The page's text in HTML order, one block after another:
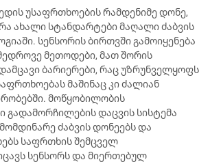
უსაფრთხოების რამდენიმე დონე,
ახალი სტანდარტები მაღალი ძაბვის
სენსორის ბირთვში გამოიყენება
მეთოდები, მათ შორის
ბარიერები, რაც უზრუნველყოფს
მაშინაც კი ძალიან
მოწყობილობის
დაცვის სისტემა
ძაბვის დონეებს და
საფრთხის შემცველ
სენსორს და მიერთებულ